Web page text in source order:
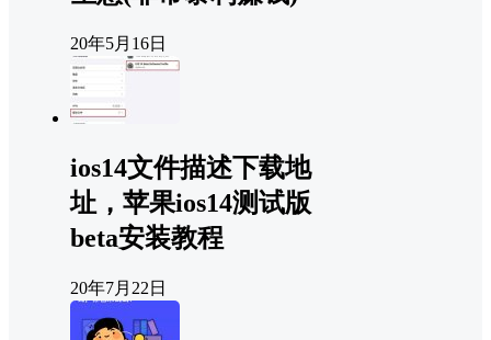
20年5月16日
ios14文件描述下载地
址，苹果ios14测试版
beta安装教程
20年7月22日